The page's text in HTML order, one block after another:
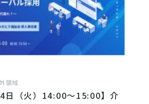
領域
日（火）14:00～15:00】介